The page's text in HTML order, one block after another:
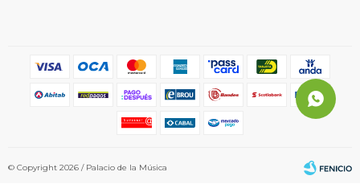
© Copyright 2026 / Palacio de la Música